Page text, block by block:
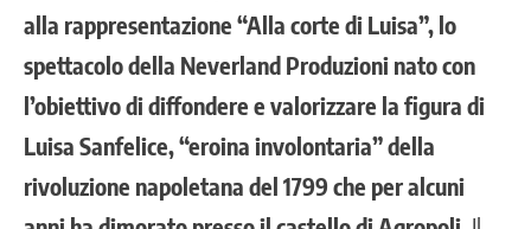
alla rappresentazione “Alla corte di Luisa”, lo
spettacolo della Neverland Produzioni nato con
l’obiettivo di diffondere e valorizzare la figura di
Luisa Sanfelice, “eroina involontaria” della
rivoluzione napoletana del 1799 che per alcuni